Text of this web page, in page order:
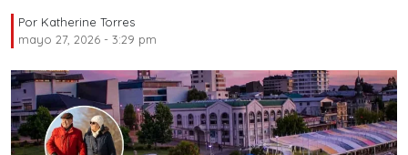
Por Katherine Torres
mayo 27, 2026 - 3:29 pm